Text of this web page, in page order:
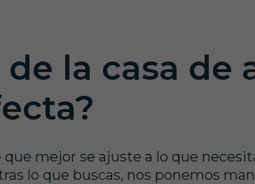
la casa de
mejor se ajuste a lo que
lo que buscas, nos ponemos